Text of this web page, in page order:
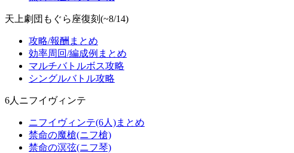
天上劇団もぐら座復刻(~8/14)
攻略/報酬まとめ
効率周回/編成例まとめ
マルチバトルボス攻略
シングルバトル攻略
6人ニフイヴィンテ
ニフイヴィンテ(6人)まとめ
禁命の魔槍(ニフ槍)
禁命の溟弦(ニフ琴)